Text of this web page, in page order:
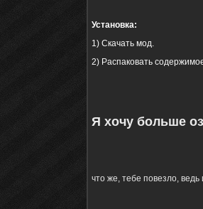
Установка:
1) Скачать мод.
2) Распаковать
Я хочу больше
что же, тебе повезло,